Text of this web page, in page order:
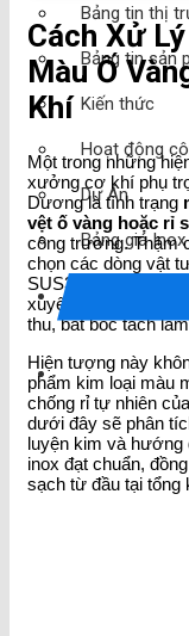
Bảng tin thị
Bảng tin sản
Kiến thức
Hoạt động
Dự Án
Bảng giá
Cách Xử
Màu Ố
Khí
Một trong những
xưởng cơ khí phụ
Dương là tình trạng
vệt ố vàng hoặc rỉ
công trường. Thậm
chọn các dòng vật
SUS316, lỗi thẩm
xuyên, dẫn đến việc
thu, bắt bóc tách
Hiện tượng này
phẩm kim loại màu
chống rỉ tự nhiên
dưới đây sẽ phân
luyện kim và
inox đạt chuẩn,
sạch từ đầu tại tổng